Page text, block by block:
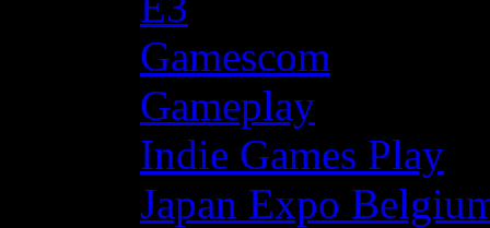
Gamescom
Gameplay
Indie Games Play
Japan Expo